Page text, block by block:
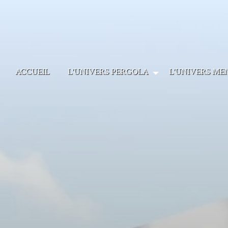
ACCUEIL L'UNIVERS PERGOLA L'UNIVERS